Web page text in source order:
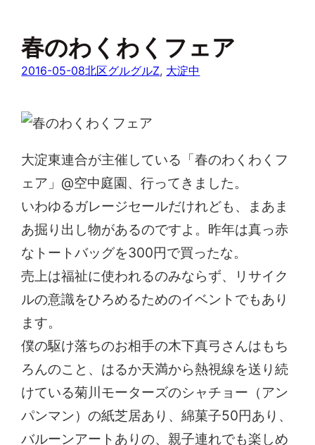
春のわくわくフェア
2016-05-08北区グルグルZ, 大淀中
大淀東連合が主催している「春のわくわくフ
ェア」@空中庭園、行ってきました。
いわゆるガレージセールだけれども、まあま
あ掘り出し物があるのですよ。昨年は真っ赤
なトートバッグを300円で買ったな。
売上は福祉に使われるのみならず、リサイク
ルの意識をひろめるためのイベントでもあり
ます。
僕の駆け落ちのお相手の木下真弓さんはもち
ろんのこと、はるか天満から熱視線を送り続
けている菊川モーターズのシャチョー（アン
パンマン）の紙芝居あり、綿菓子50円あり、
バルーンアートありの、親子連れでも楽しめ